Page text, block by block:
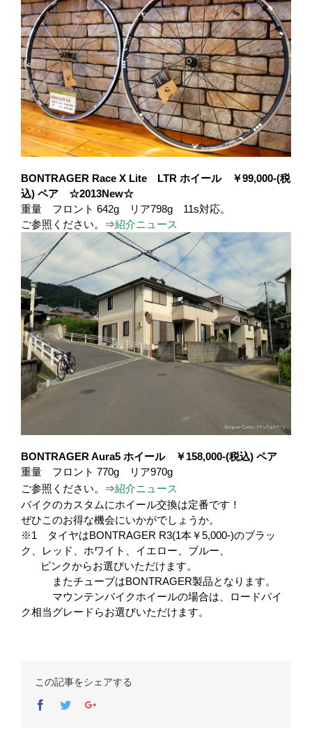
BONTRAGER Race X Lite LTR ホイール ￥99,000-(税
込) ペア ☆2013New☆
重量 フロント 642g リア798g 11s対応。
ご参照ください。⇒紹介ニュース
BONTRAGER Aura5 ホイール ￥158,000-(税込) ペア
重量 フロント 770g リア970g
ご参照ください。⇒紹介ニュース
バイクのカスタムにホイール交換は定番です！
ぜひこのお得な機会にいかがでしょうか。
※1 タイヤはBONTRAGER R3(1本￥5,000-)のブラッ
ク、レッド、ホワイト、イエロー、ブルー、
ピンクからお選びいただけます。
またチューブはBONTRAGER製品となります。
マウンテンバイクホイールの場合は、ロードバイ
ク相当グレードらお選びいただけます。
この記事をシェアする
Facebook
TwitterGoogle+